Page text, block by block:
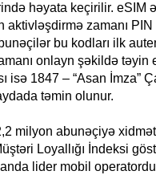
həyata keçirilir. eSIM
aktivləşdirmə zamanı
bu kodları ilk
onlayn şəkildə təyin
isə 1847 – “Asan İmza”
təmin olunur.
milyon abunəçiyə
Loyallığı İndeksi
lider mobil